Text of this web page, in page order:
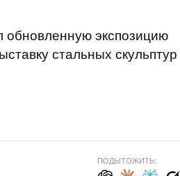
экспозицию
стальных скульптур
ПОДЫТОЖИТЬ: